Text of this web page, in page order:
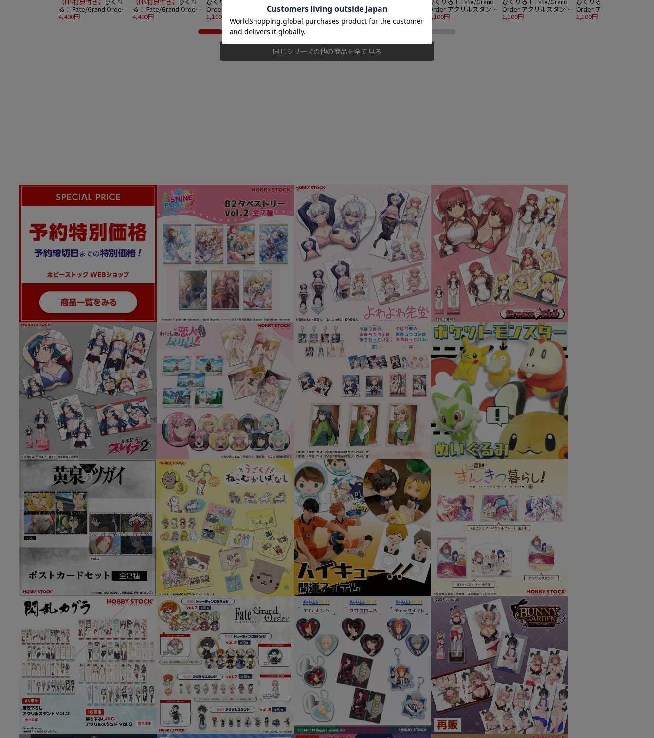
【HS特典付き】 ぴくり
る！ Fate/Grand Order
トレーディング缶バッジ
4,400円
【HS特典付き】 ぴくり
る！ Fate/Grand Order
トレーディング缶バッジ
4,400円
ぴくりる！ Fate/Grand
Order アクリルスタンド
vol.7 マスター/主人公
(女)魔術礼装ブリリアン
トサマーver.
1,100円
Order アクリルスタンド
vol.7 マスター/主人公
(男)魔術礼装ブリリアン
トサマーver.
1,100円
Order アクリルスタンド
vol.7 アーチャー/アルト
リア・ペンドラゴン
1,100円
ぴくりる！ Fate/Grand
Order アクリルスタンド
vol.7 アーチャー/アン・
1,100円
ぴくりる！ Fate/Grand
Order アクリルスタンド
vol.7 ランサー/清姫
1,100円
ぴくりる！ Fate/Grand
Order アクリルスタンド
vol.7 ランサー/玉藻の前
1,100円
同じシリーズの他の商品を全て見る